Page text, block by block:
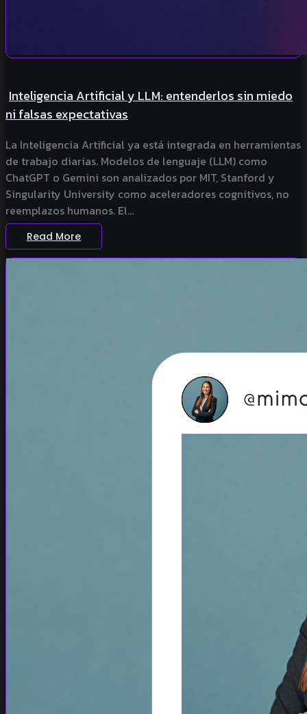
Inteligencia Artificial y LLM: entenderlos sin miedo
ni falsas expectativas
La Inteligencia Artificial ya está integrada en herramientas
de trabajo diarias. Modelos de lenguaje (LLM) como
ChatGPT o Gemini son analizados por MIT, Stanford y
Singularity University como aceleradores cognitivos, no
reemplazos humanos. El...
Read More